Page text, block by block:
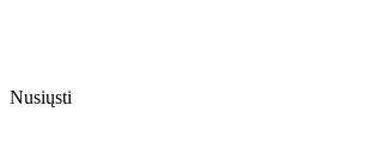
Nusiųsti